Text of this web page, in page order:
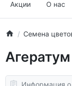
Акции О нас
Семена
Информация о